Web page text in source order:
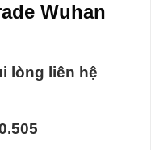
Wuhan
lòng liên hệ